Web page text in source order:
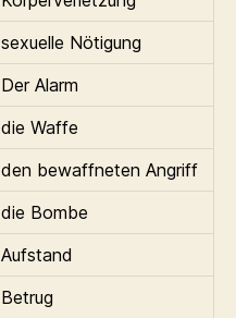
sexuelle Nötigung
Der Alarm
die Waffe
den bewaffneten Angriff
die Bombe
Aufstand
Betrug